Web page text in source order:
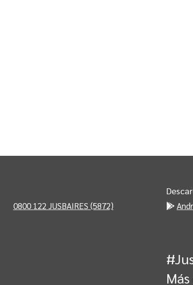
0800 122 JUSBAIRES (5872)